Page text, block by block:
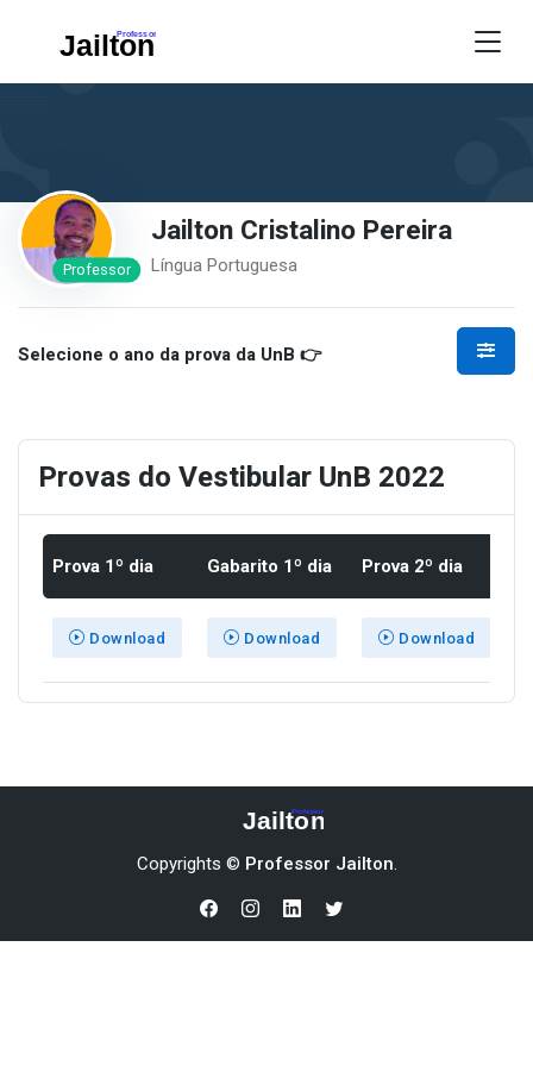
Professor
Jailton Cristalino Pereira
Língua Portuguesa
Selecione o ano da prova da UnB 👉
Provas do Vestibular UnB 2022
Prova 1º dia Gabarito 1º dia Prova 2º dia
Download Download Download
Copyrights © Professor Jailton.